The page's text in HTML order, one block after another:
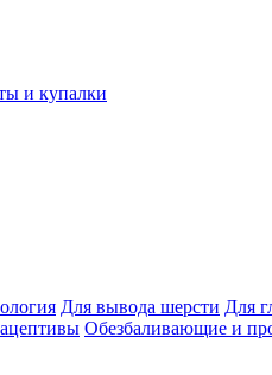
и купалки
Для вывода шерсти Для
Обезбаливающие и